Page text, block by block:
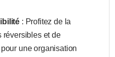
: Profitez de la
réversibles et de
pour une organisation